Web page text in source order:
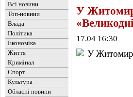
Всі новини
Топ-новини
Влада
Політика
Економіка
Життя
Кримінал
Спорт
Культура
Обласні новини
У
17.04 16:30